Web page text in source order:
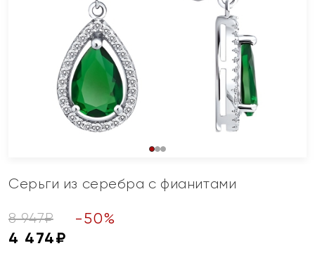
Серьги из серебра с фианитами
8 947₽ -50%
4 474₽